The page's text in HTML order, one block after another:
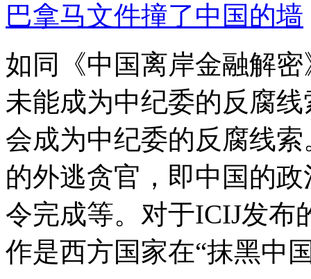
巴拿马文件撞了中国的墙
如同《中国离岸金融解
未能成为中纪委的反腐
会成为中纪委的反腐线
的外逃贪官，即中国的
令完成等。对于ICIJ发布
作是西方国家在“抹黑中